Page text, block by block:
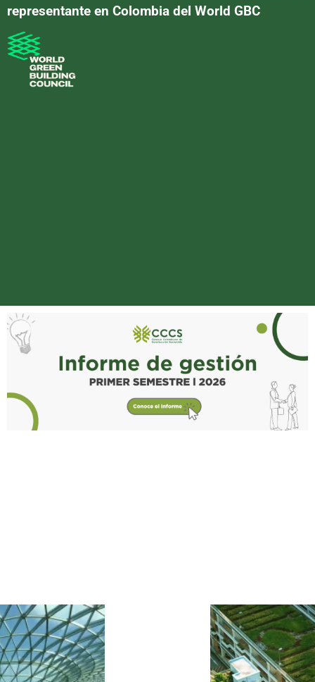
representante en Colombia del World GBC